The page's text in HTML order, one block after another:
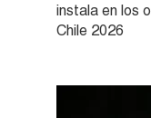
instala en los
Chile 2026